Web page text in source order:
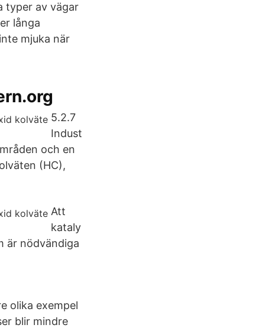
typer av vägar
långa
mjuka när
5.2.7
Indust
och en
(HC),
Att
kataly
är nödvändiga
olika exempel
blir mindre